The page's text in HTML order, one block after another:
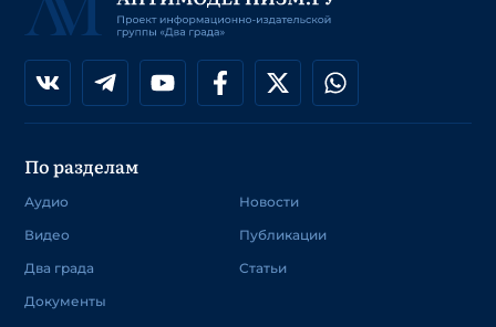
По разделам
Аудио
Видео
Два града
Документы
Новости
Публикации
Статьи